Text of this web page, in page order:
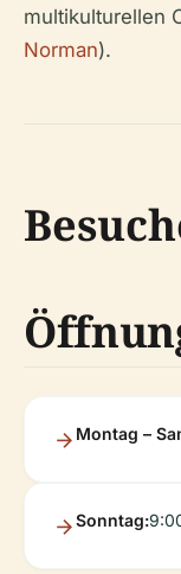
multikulturellen
Norman).
Montag –
Sonntag: